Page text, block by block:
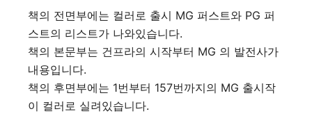
책의 전면부에는 컬러로 출시 MG 퍼스트와 PG 퍼
스트의 리스트가 나와있습니다.
책의 본문부는 건프라의 시작부터 MG 의 발전사가
내용입니다.
책의 후면부에는 1번부터 157번까지의 MG 출시작
이 컬러로 실려있습니다.